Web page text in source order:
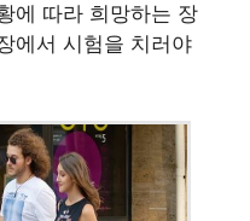
에 따라 희망하는 장
에서 시험을 치러야